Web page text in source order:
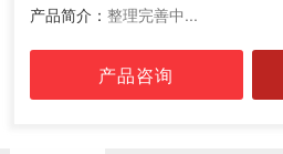
产品简介： 整理完善中...
产品咨询